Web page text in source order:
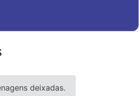
deixadas.